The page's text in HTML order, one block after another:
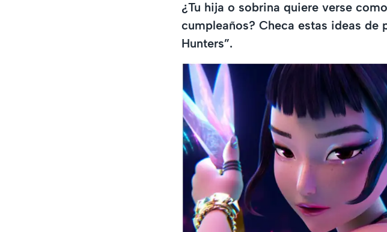
¿Tu hija o sobrina quiere verse
cumpleaños? Checa estas ideas de
Hunters”.